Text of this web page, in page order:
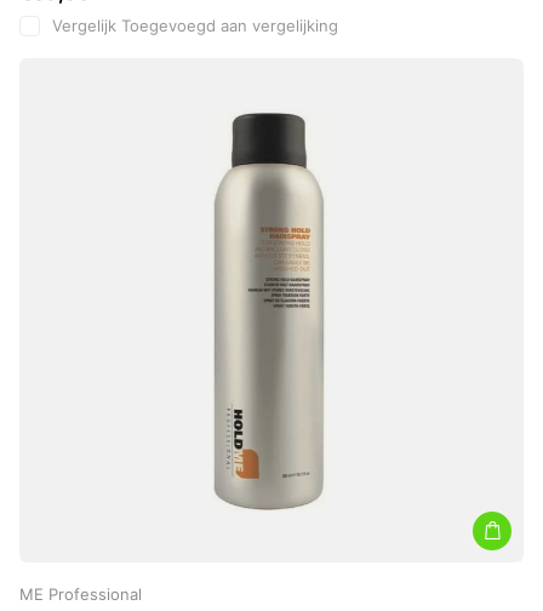
Vergelijk Toegevoegd aan vergelijking
ME Professional